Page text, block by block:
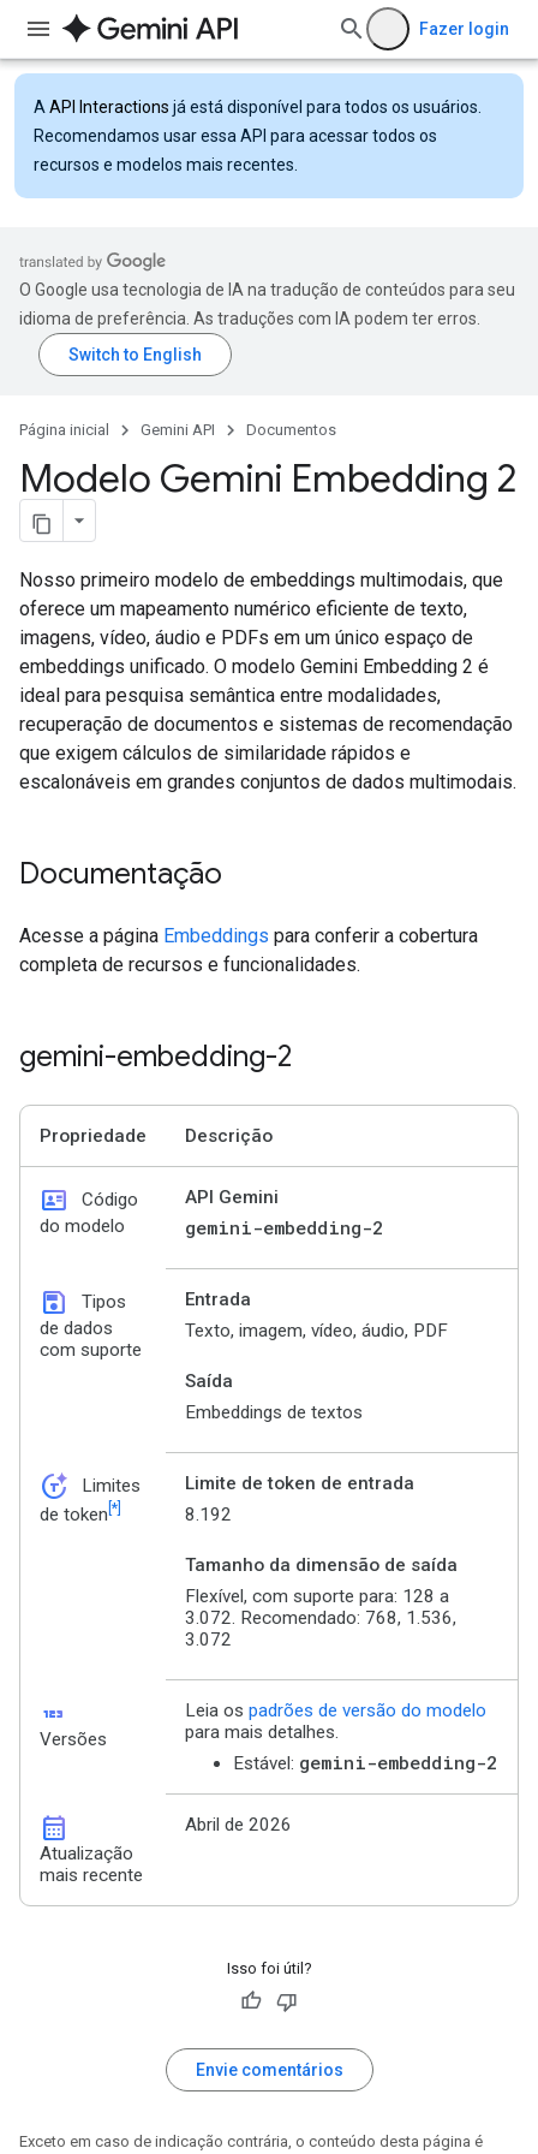
Fazer login
A API Interactions já está disponível para todos os usuários.
Recomendamos usar essa API para acessar todos os
recursos e modelos mais recentes.
O Google usa tecnologia de IA na tradução de conteúdos para seu
idioma de preferência. As traduções com IA podem ter erros.
Página inicial Gemini API Documentos
Modelo Gemini Embedding 2
Nosso primeiro modelo de embeddings multimodais, que
oferece um mapeamento numérico eficiente de texto,
imagens, vídeo, áudio e PDFs em um único espaço de
embeddings unificado. O modelo Gemini Embedding 2 é
ideal para pesquisa semântica entre modalidades,
recuperação de documentos e sistemas de recomendação
que exigem cálculos de similaridade rápidos e
escalonáveis em grandes conjuntos de dados multimodais.
Documentação
Acesse a página Embeddings para conferir a cobertura
completa de recursos e funcionalidades.
gemini-embedding-2
Propriedade Descrição
id_card
Código
do modelo
API Gemini
gemini-embedding-2
save
Tipos
de dados
com suporte
Entrada
Texto, imagem, vídeo, áudio, PDF
Saída
Embeddings de textos
token_auto
Limites
de token [*]
Limite de token de entrada
8.192
Tamanho da dimensão de saída
Flexível, com suporte para: 128 a
3.072. Recomendado: 768, 1.536,
3.072
123
Versões
Leia os padrões de versão do modelo
para mais detalhes.
Estável: gemini-embedding-2
calendar_month
Atualização
mais recente
Abril de 2026
Isso foi útil?
Envie comentários
Exceto em caso de indicação contrária, o conteúdo desta página é